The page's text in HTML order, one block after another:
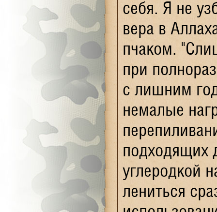
себя. Я не
вера в
пчаком.
при
с лишним
немалые
подходящих
углеродкой
лениться